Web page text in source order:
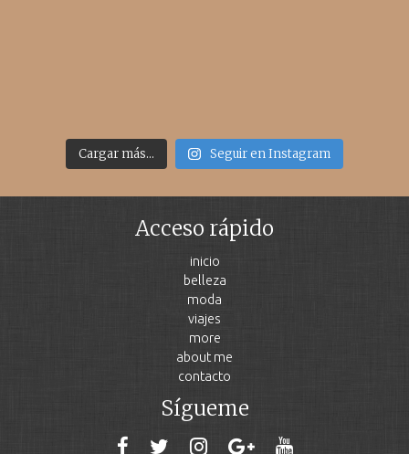
Cargar más... Seguir en Instagram
Acceso rápido
inicio
belleza
moda
viajes
more
about me
contacto
Sígueme